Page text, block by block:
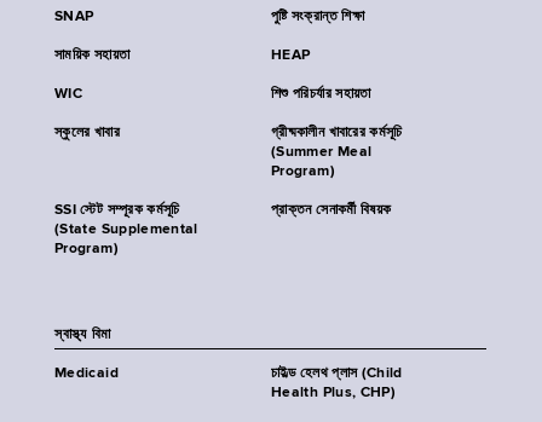
SNAP পুষ্টি সংক্রান্ত শিক্ষা
সাময়িক সহায়তা HEAP
WIC শিশু পরিচর্যার সহায়তা
স্কুলের খাবার
গ্রীষ্মকালীন খাবারের কর্মসূচি
(Summer Meal
Program)
SSI স্টেট সম্পূরক কর্মসূচি
(State Supplemental
Program)
প্রাক্তন সেনাকর্মী বিষয়ক
স্বাস্থ্য বিমা
Medicaid
চাইল্ড হেলথ প্লাস (Child
Health Plus, CHP)